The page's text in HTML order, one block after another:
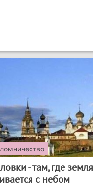
- там, где земля
с небом